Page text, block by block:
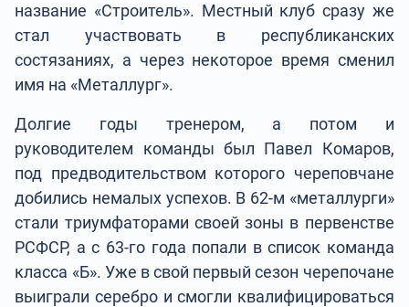
название «Строитель». Местный клуб сразу же
стал участвовать в республиканских
состязаниях, а через некоторое время сменил
имя на «Металлург».
Долгие годы тренером, а потом и
руководителем команды был Павел Комаров,
под предводительством которого череповчане
добились немалых успехов. В 62-м «металлурги»
стали триумфаторами своей зоны в первенстве
РСФСР, а с 63-го года попали в список команда
класса «Б». Уже в свой первый сезон черепочане
выиграли серебро и смогли квалифицироваться